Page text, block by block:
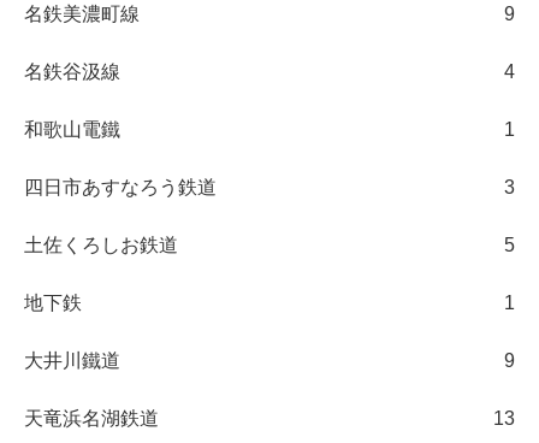
名鉄美濃町線 9
名鉄谷汲線 4
和歌山電鐵 1
四日市あすなろう鉄道 3
土佐くろしお鉄道 5
地下鉄 1
大井川鐵道 9
天竜浜名湖鉄道 13